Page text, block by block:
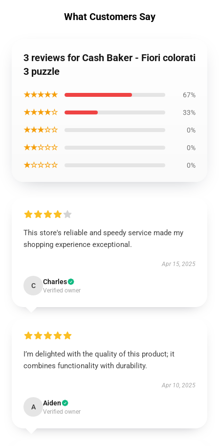
What Customers Say
3 reviews for Cash Baker - Fiori colorati
3 puzzle
★★★★★ 67%
★★★★☆ 33%
★★★☆☆ 0%
★★☆☆☆ 0%
★☆☆☆☆ 0%
This store's reliable and speedy service made my
shopping experience exceptional.
Apr 15, 2025
C Charles
Verified owner
I’m delighted with the quality of this product; it
combines functionality with durability.
Apr 10, 2025
A Aiden
Verified owner